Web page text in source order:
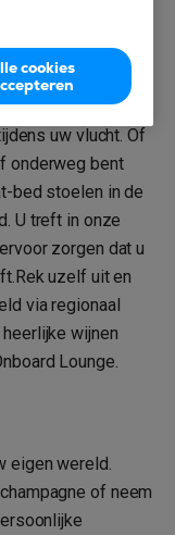
allerbeste
die zullen
uw vlucht. Of
onderweg bent
bed stoelen in de
U treft in onze
zorgen dat u
uzelf uit en
via regionaal
wijnen
Lounge.
eigen wereld.
of neem
cookies